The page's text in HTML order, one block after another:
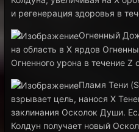
и регенерация здоровья в
Огненный
на область в X ярдов
Огненного урона в течение Z
Пламя Тени
взрывает цель, нанося X
заклинания Осколок Души.
Колдун получает новый